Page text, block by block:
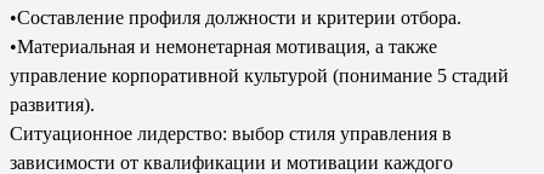
•Составление профиля должности и критерии отбора.
•Материальная и немонетарная мотивация, а также
управление корпоративной культурой (понимание 5 стадий
развития).
Ситуационное лидерство: выбор стиля управления в
зависимости от квалификации и мотивации каждого